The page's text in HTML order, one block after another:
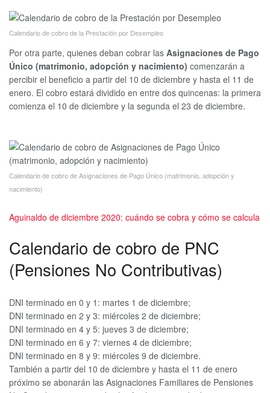
Calendario de cobro de la Prestación por Desempleo
Por otra parte, quienes deban cobrar las Asignaciones de Pago
Único (matrimonio, adopción y nacimiento) comenzarán a
percibir el beneficio a partir del 10 de diciembre y hasta el 11 de
enero. El cobro estará dividido en entre dos quincenas: la primera
comienza el 10 de diciembre y la segunda el 23 de diciembre.
Calendario de cobro de Asignaciones de Pago Único (matrimonio, adopción y
nacimiento)
Aguinaldo de diciembre 2020: cuándo se cobra y cómo se calcula
Calendario de cobro de PNC
(Pensiones No Contributivas)
DNI terminado en 0 y 1: martes 1 de diciembre;
DNI terminado en 2 y 3: miércoles 2 de diciembre;
DNI terminado en 4 y 5: jueves 3 de diciembre;
DNI terminado en 6 y 7: viernes 4 de diciembre;
DNI terminado en 8 y 9: miércoles 9 de diciembre.
También a partir del 10 de diciembre y hasta el 11 de enero
próximo se abonarán las Asignaciones Familiares de Pensiones